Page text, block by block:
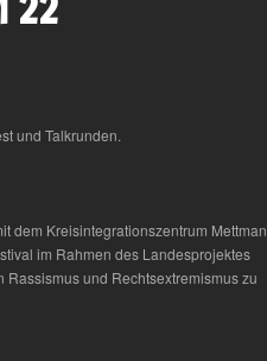
und Talkrunden.
dem Kreisintegrationszentrum
im Rahmen des Landesprojektes
und Rechtsextremismus zu